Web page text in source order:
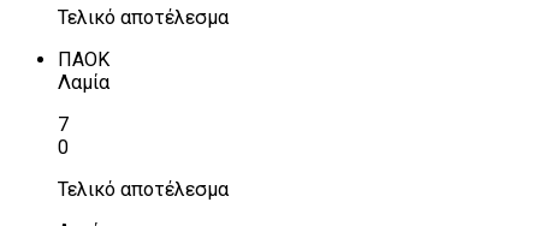
Τελικό αποτέλεσμα
ΠΑΟΚ
Λαμία
7
0
Τελικό αποτέλεσμα